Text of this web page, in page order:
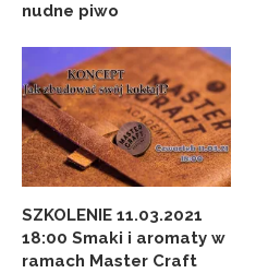
nudne piwo
SZKOLENIE 11.03.2021
18:00 Smaki i aromaty w
ramach Master Craft